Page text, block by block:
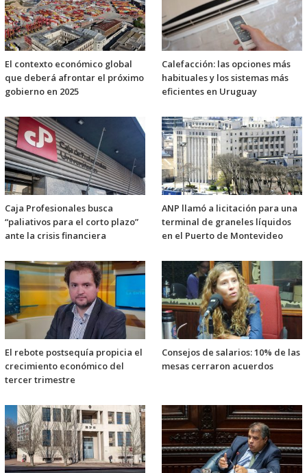
El contexto económico global
que deberá afrontar el próximo
gobierno en 2025
Calefacción: las opciones más
habituales y los sistemas más
eficientes en Uruguay
Caja Profesionales busca
“paliativos para el corto plazo”
ante la crisis financiera
ANP llamó a licitación para una
terminal de graneles líquidos
en el Puerto de Montevideo
El rebote postsequía propicia el
crecimiento económico del
tercer trimestre
Consejos de salarios: 10% de las
mesas cerraron acuerdos